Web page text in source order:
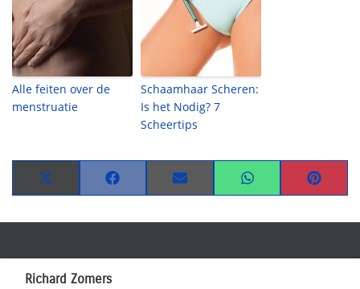
Alle feiten over de
menstruatie
Schaamhaar Scheren:
Is het Nodig? 7
Scheertips
Share
on
Share
on
Share
on
Share
on
Share
on
Richard Zomers